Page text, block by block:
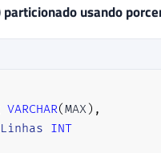
particionado usando
VARCHAR(MAX) ,
INT